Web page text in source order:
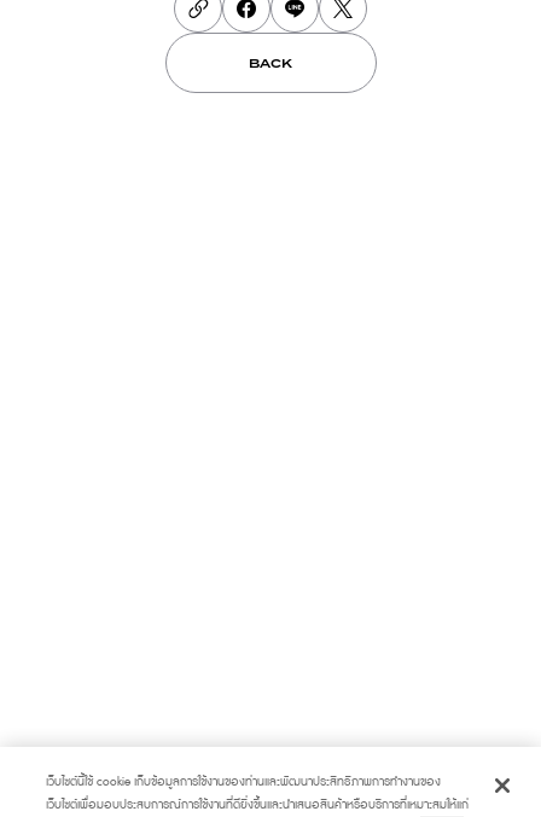
BACK
เว็บไซต์นี้ใช้ cookie เก็บข้อมูลการใช้งานของท่านและพัฒนาประสิทธิภาพการทำงานของ
เว็บไซต์เพื่อมอบประสบการณ์การใช้งานที่ดียิ่งขึ้นและนำเสนอสินค้าหรือบริการที่เหมาะสมให้แก่